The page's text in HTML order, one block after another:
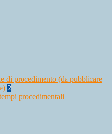
di procedimento (da pubblicare
2
procedimentali